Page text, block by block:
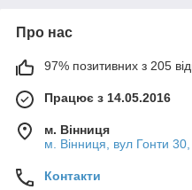
Про нас
97% позитивних з 205
Працює з 14.05.2016
м. Вінниця
м. Вінниця, вул Гонти
Контакти